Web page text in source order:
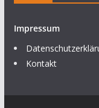
Impressum
Kontakt